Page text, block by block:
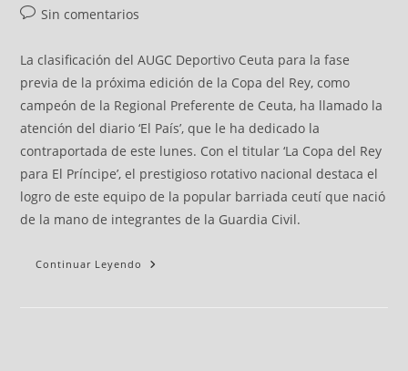
Sin comentarios
La clasificación del AUGC Deportivo Ceuta para la fase
previa de la próxima edición de la Copa del Rey, como
campeón de la Regional Preferente de Ceuta, ha llamado la
atención del diario ‘El País’, que le ha dedicado la
contraportada de este lunes. Con el titular ‘La Copa del Rey
para El Príncipe’, el prestigioso rotativo nacional destaca el
logro de este equipo de la popular barriada ceutí que nació
de la mano de integrantes de la Guardia Civil.
Continuar Leyendo